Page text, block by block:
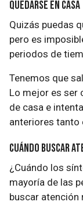
Quedarse en casa
Quizás puedas
pero es
periodos de
Tenemos que
Lo mejor es ser
de casa e
anteriores tanto
Cuándo buscar
¿Cuándo los
mayoría de las
buscar atención